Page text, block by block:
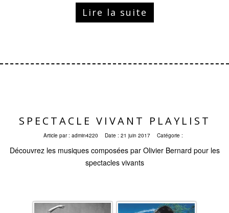
Lire la suite
SPECTACLE VIVANT PLAYLIST
Article par : admin4220 Date : 21 juin 2017 Catégorie :
Découvrez les musiques composées par Olivier Bernard pour les
spectacles vivants